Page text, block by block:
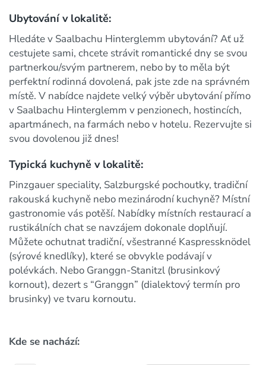
Ubytování v lokalitě:
Hledáte v Saalbachu Hinterglemm ubytování? Ať už
cestujete sami, chcete strávit romantické dny se svou
partnerkou/svým partnerem, nebo by to měla být
perfektní rodinná dovolená, pak jste zde na správném
místě. V nabídce najdete velký výběr ubytování přímo
v Saalbachu Hinterglemm v penzionech, hostincích,
apartmánech, na farmách nebo v hotelu. Rezervujte si
svou dovolenou již dnes!
Typická kuchyně v lokalitě:
Pinzgauer speciality, Salzburgské pochoutky, tradiční
rakouská kuchyně nebo mezinárodní kuchyně? Místní
gastronomie vás potěší. Nabídky místních restaurací a
rustikálních chat se navzájem dokonale doplňují.
Můžete ochutnat tradiční, všestranné Kaspressknödel
(sýrové knedlíky), které se obvykle podávají v
polévkách. Nebo Granggn-Stanitzl (brusinkový
kornout), dezert s “Granggn” (dialektový termín pro
brusinky) ve tvaru kornoutu.
Kde se nachází: